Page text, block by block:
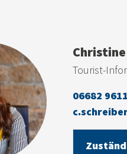
Tourist-
06682